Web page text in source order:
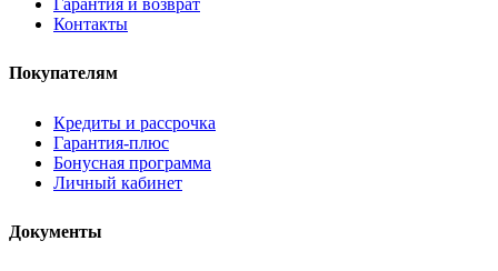
Гарантия и возврат
Контакты
Покупателям
Кредиты и рассрочка
Гарантия-плюс
Бонусная программа
Личный кабинет
Документы